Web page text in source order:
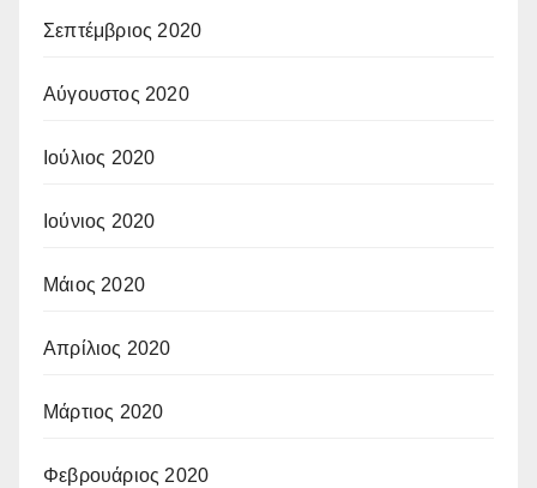
Σεπτέμβριος 2020
Αύγουστος 2020
Ιούλιος 2020
Ιούνιος 2020
Μάιος 2020
Απρίλιος 2020
Μάρτιος 2020
Φεβρουάριος 2020